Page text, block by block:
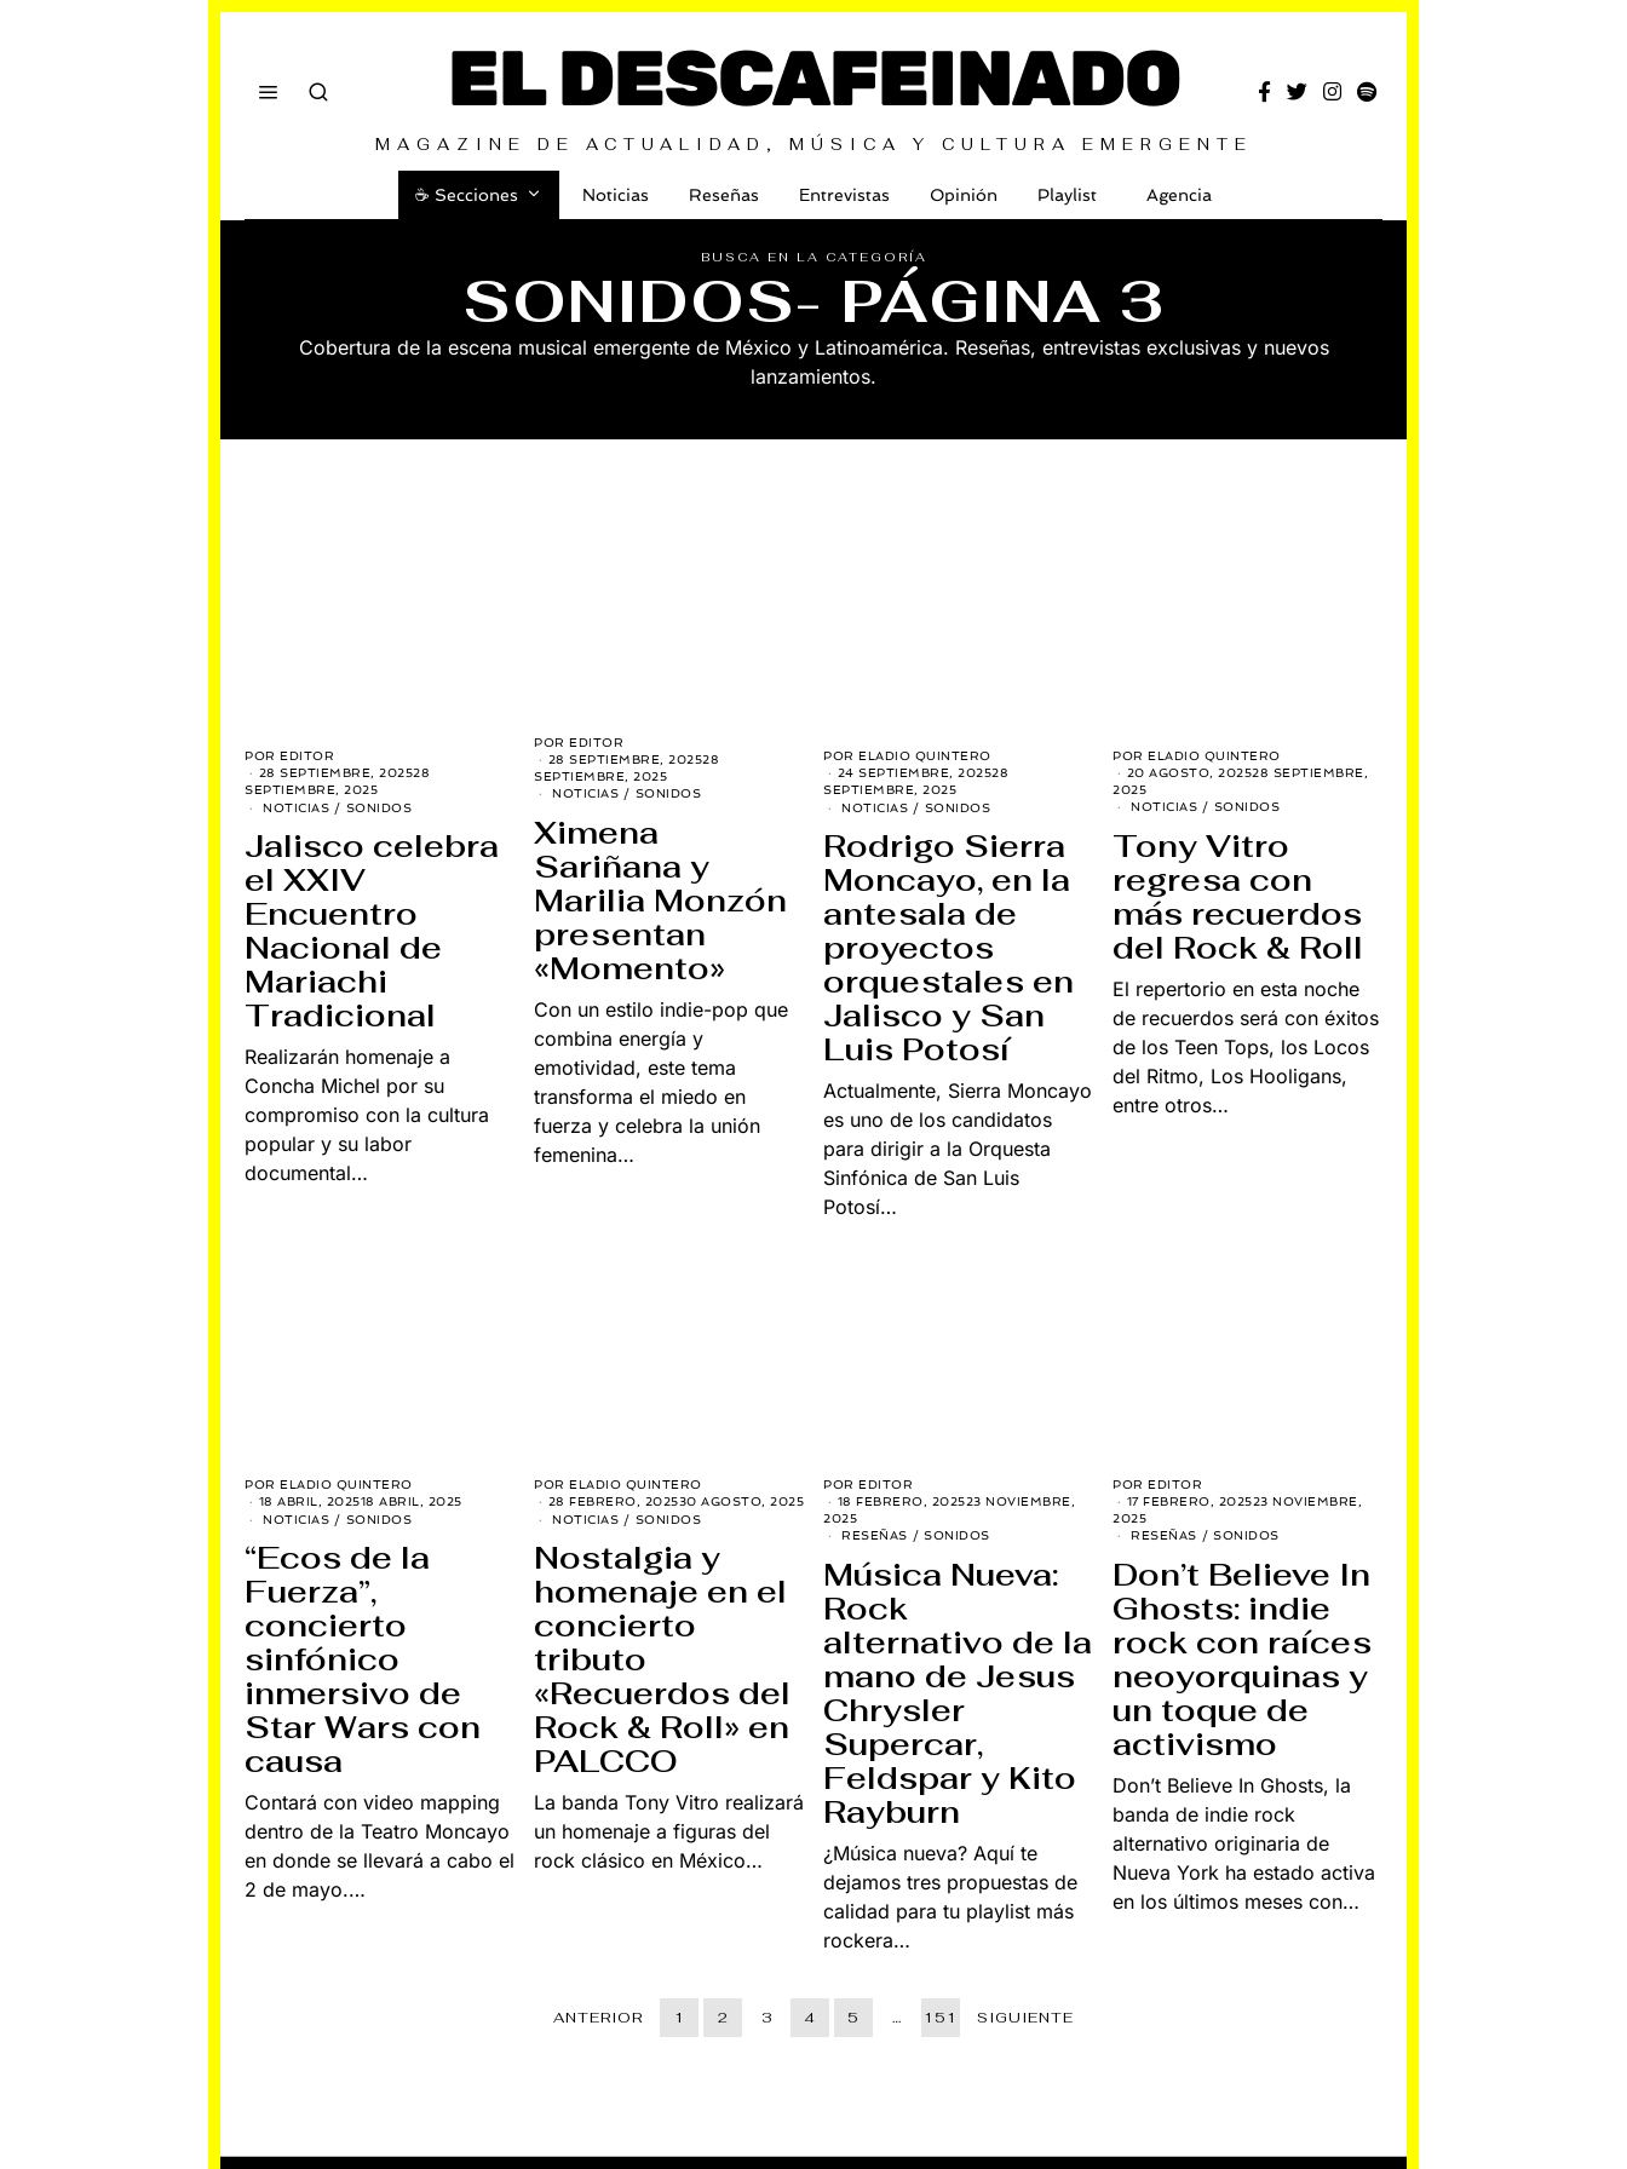
EL DESCAFEINADO
MAGAZINE DE ACTUALIDAD, MÚSICA Y CULTURA EMERGENTE
☕️ Secciones Noticias Reseñas Entrevistas Opinión Playlist Agencia
BUSCA EN LA CATEGORÍA
SONIDOS- PÁGINA 3
Cobertura de la escena musical emergente de México y Latinoamérica. Reseñas, entrevistas exclusivas y nuevos
lanzamientos.
POR EDITOR
28 SEPTIEMBRE, 202528
SEPTIEMBRE, 2025
NOTICIAS / SONIDOS
Jalisco celebra
el XXIV
Encuentro
Nacional de
Mariachi
Tradicional
Realizarán homenaje a
Concha Michel por su
compromiso con la cultura
popular y su labor
documental…
POR EDITOR
28 SEPTIEMBRE, 202528
SEPTIEMBRE, 2025
NOTICIAS / SONIDOS
Ximena
Sariñana y
Marilia Monzón
presentan
«Momento»
Con un estilo indie-pop que
combina energía y
emotividad, este tema
transforma el miedo en
fuerza y celebra la unión
femenina…
POR ELADIO QUINTERO
24 SEPTIEMBRE, 202528
SEPTIEMBRE, 2025
NOTICIAS / SONIDOS
Rodrigo Sierra
Moncayo, en la
antesala de
proyectos
orquestales en
Jalisco y San
Luis Potosí
Actualmente, Sierra Moncayo
es uno de los candidatos
para dirigir a la Orquesta
Sinfónica de San Luis
Potosí…
POR ELADIO QUINTERO
20 AGOSTO, 202528 SEPTIEMBRE,
2025
NOTICIAS / SONIDOS
Tony Vitro
regresa con
más recuerdos
del Rock & Roll
El repertorio en esta noche
de recuerdos será con éxitos
de los Teen Tops, los Locos
del Ritmo, Los Hooligans,
entre otros…
POR ELADIO QUINTERO
18 ABRIL, 202518 ABRIL, 2025
NOTICIAS / SONIDOS
“Ecos de la
Fuerza”,
concierto
sinfónico
inmersivo de
Star Wars con
causa
Contará con video mapping
dentro de la Teatro Moncayo
en donde se llevará a cabo el
2 de mayo.…
POR ELADIO QUINTERO
28 FEBRERO, 202530 AGOSTO, 2025
NOTICIAS / SONIDOS
Nostalgia y
homenaje en el
concierto
tributo
«Recuerdos del
Rock & Roll» en
PALCCO
La banda Tony Vitro realizará
un homenaje a figuras del
rock clásico en México…
POR EDITOR
18 FEBRERO, 202523 NOVIEMBRE,
2025
RESEÑAS / SONIDOS
Música Nueva:
Rock
alternativo de la
mano de Jesus
Chrysler
Supercar,
Feldspar y Kito
Rayburn
¿Música nueva? Aquí te
dejamos tres propuestas de
calidad para tu playlist más
rockera…
POR EDITOR
17 FEBRERO, 202523 NOVIEMBRE,
2025
RESEÑAS / SONIDOS
Don’t Believe In
Ghosts: indie
rock con raíces
neoyorquinas y
un toque de
activismo
Don’t Believe In Ghosts, la
banda de indie rock
alternativo originaria de
Nueva York ha estado activa
en los últimos meses con…
ANTERIOR 1 2 3 4 5 … 151 SIGUIENTE